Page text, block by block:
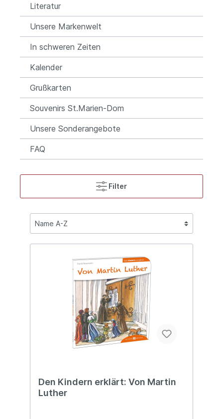
Literatur
Unsere Markenwelt
In schweren Zeiten
Kalender
Grußkarten
Souvenirs St.Marien-Dom
Unsere Sonderangebote
FAQ
Filter
Den Kindern erklärt: Von Martin
Luther